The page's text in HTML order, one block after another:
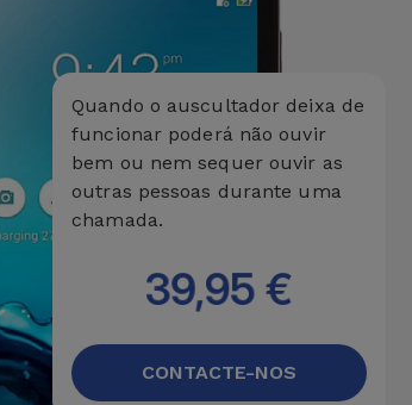
Quando o auscultador deixa de
funcionar poderá não ouvir
bem ou nem sequer ouvir as
outras pessoas durante uma
chamada.
39,95 €
CONTACTE-NOS